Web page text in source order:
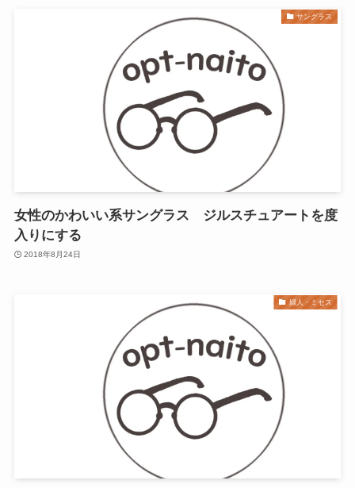
サングラス
女性のかわいい系サングラス ジルスチュアートを度
入りにする
2018年8月24日
婦人・ミセス